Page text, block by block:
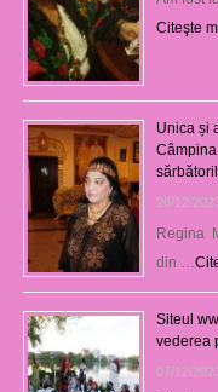
Citeşte
Unica și
26/12/
Regina
din …
Siteul
vederea
07/12/